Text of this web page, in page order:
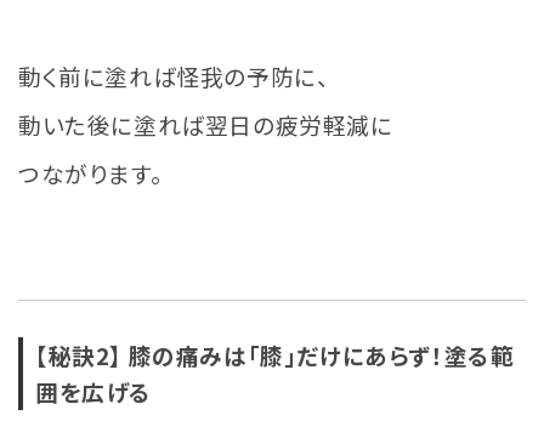
動く前に塗れば怪我の予防に、
動いた後に塗れば翌日の疲労軽減に
つながります。
【秘訣2】 膝の痛みは「膝」だけにあらず！塗る範
囲を広げる